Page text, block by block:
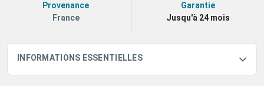
Provenance
France
Garantie
Jusqu'à 24 mois
INFORMATIONS ESSENTIELLES